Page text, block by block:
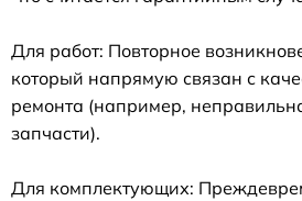
Для работ: Повторное
который напрямую связан с
ремонта (например,
запчасти).
Для комплектующих: